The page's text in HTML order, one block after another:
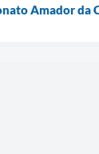
Amador da